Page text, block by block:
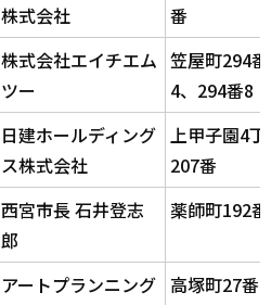
株式会社
番
株式会社エイチエム
ツー
笠屋町294番
4、294番8
日建ホールディング
ス株式会社
上甲子園4
207番
西宮市長 石井登志
郎
薬師町192番
アートプランニング 高塚町27番